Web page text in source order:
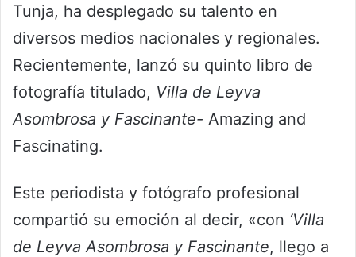
Tunja, ha desplegado su talento en
diversos medios nacionales y regionales.
Recientemente, lanzó su quinto libro de
fotografía titulado, Villa de Leyva
Asombrosa y Fascinante- Amazing and
Fascinating.
Este periodista y fotógrafo profesional
compartió su emoción al decir, «con ‘Villa
de Leyva Asombrosa y Fascinante, llego a